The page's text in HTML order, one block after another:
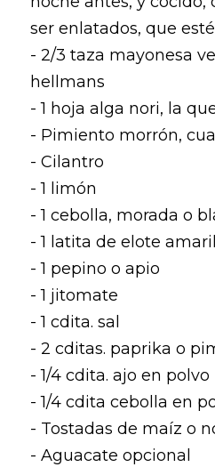
ser enlatados, que
- 2/3 taza mayonesa
hellmans
- 1 hoja alga nori, la
- Pimiento morrón,
- Cilantro
- 1 limón
- 1 cebolla, morada o
- 1 latita de elote
- 1 pepino o apio
- 1 jitomate
- 1 cdita. sal
- 2 cditas. paprika o
- 1/4 cdita. ajo en polvo
- 1/4 cdita cebolla en
- Tostadas de maíz o
- Aguacate opcional